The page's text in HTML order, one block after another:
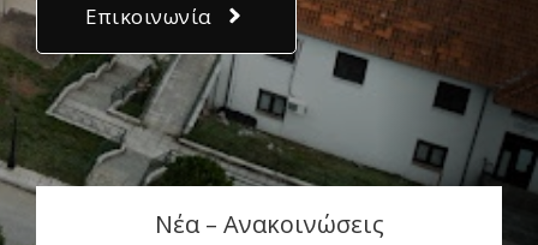
Επικοινωνία
Νέα – Ανακοινώσεις